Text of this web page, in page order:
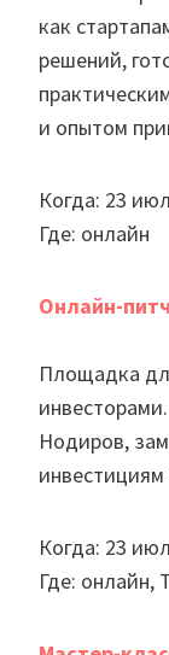
как
решений,
и опытом
Когда: 23
Где: онлайн
Онлайн-
Площадка
Нодиров,
инвестициям
Когда: 23
Где: онлайн,